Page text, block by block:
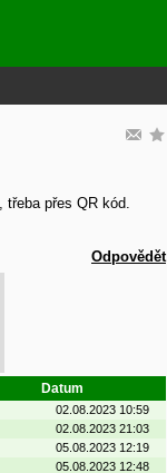
třeba přes QR kód.
Odpovědět
Datum
02.08.2023 10:59
02.08.2023 21:03
05.08.2023 12:19
05.08.2023 12:48